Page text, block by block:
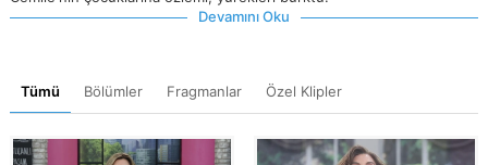
Devamını Oku
Tümü Bölümler Fragmanlar Özel Klipler